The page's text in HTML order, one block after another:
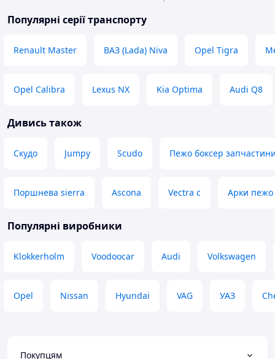
Популярні серії транспорту
Renault Master ВАЗ (Lada) Niva Opel Tigra
Opel Calibra Lexus NX Kia Optima Audi Q8
Дивись також
Скудо Jumpy Scudo Пежо боксер
Поршнева sierra Ascona Vectra c Арки пежо
Популярні виробники
Klokkerholm Voodoocar Audi Volkswagen
Opel Nissan Hyundai VAG УАЗ
Покупцям